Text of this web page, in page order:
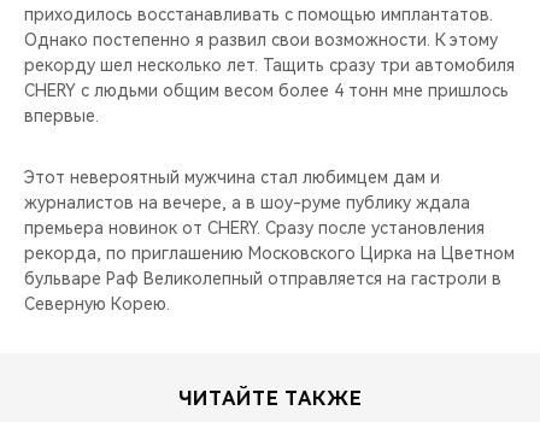
приходилось восстанавливать с помощью имплантатов.
Однако постепенно я развил свои возможности. К этому
рекорду шел несколько лет. Тащить сразу три автомобиля
CHERY с людьми общим весом более 4 тонн мне пришлось
впервые.
Этот невероятный мужчина стал любимцем дам и
журналистов на вечере, а в шоу-руме публику ждала
премьера новинок от CHERY. Сразу после установления
рекорда, по приглашению Московского Цирка на Цветном
бульваре Раф Великолепный отправляется на гастроли в
Северную Корею.
ЧИТАЙТЕ ТАКЖЕ